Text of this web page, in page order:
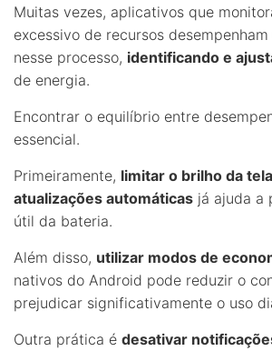
Muitas vezes, aplicativos que
excessivo de recursos
nesse processo, identificando e
de energia.
Encontrar o equilíbrio entre
essencial.
Primeiramente, limitar o brilho da tela
atualizações automáticas já ajuda a
útil da bateria.
Além disso, utilizar modos de
nativos do Android pode reduzir o
prejudicar significativamente o uso
Outra prática é desativar